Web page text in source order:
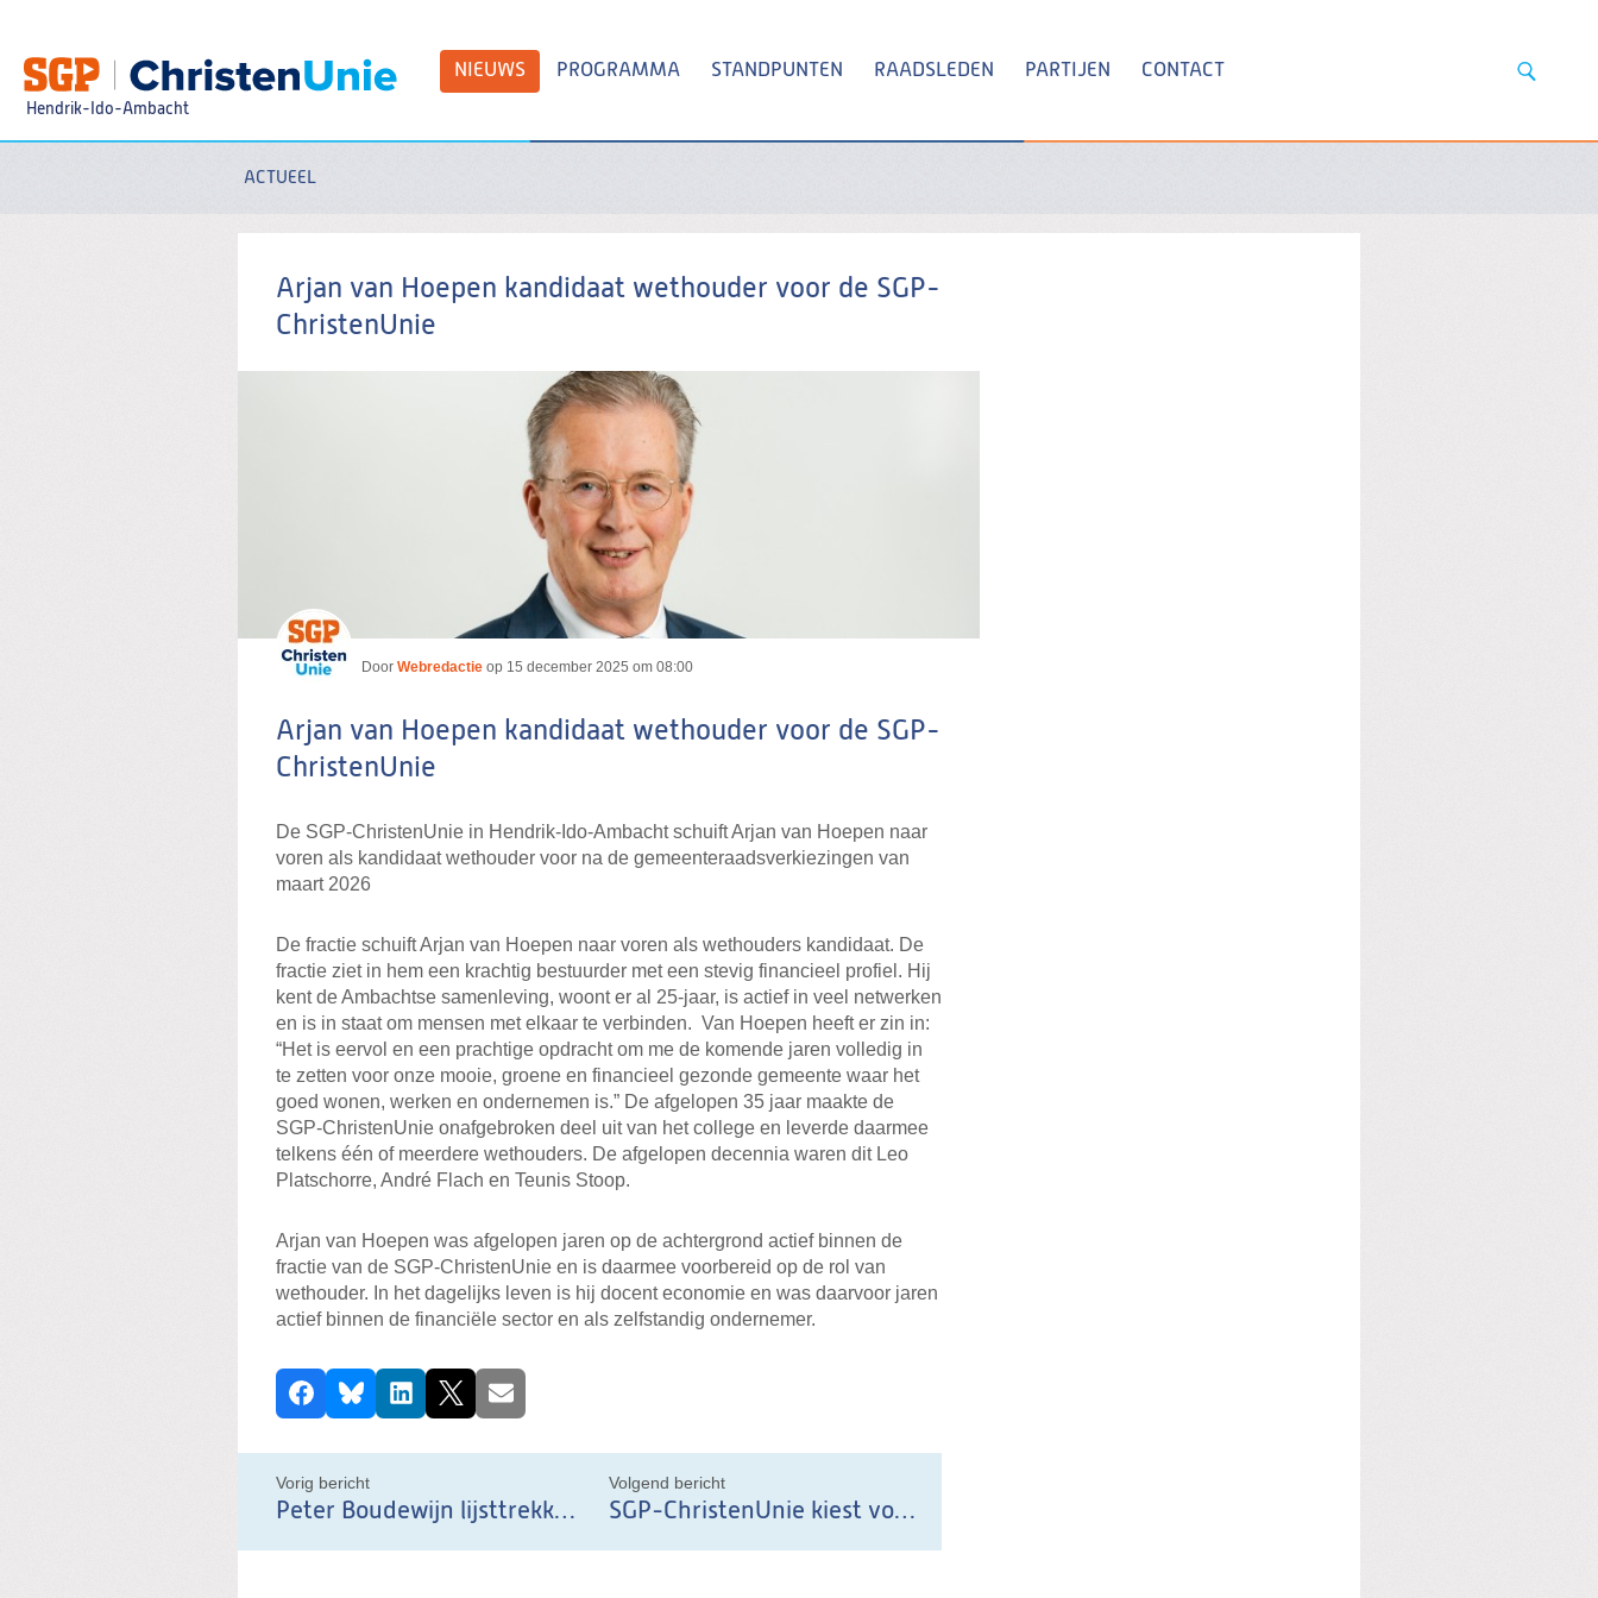
Spring
naar
de
inhoud
Hendrik-Ido-Ambacht
NIEUWS PROGRAMMA STANDPUNTEN RAADSLEDEN PARTIJEN CONTACT
Zoeken:
ACTUEEL
Arjan van Hoepen kandidaat wethouder voor de SGP-
ChristenUnie
Door Webredactie op 15 december 2025 om 08:00
Arjan van Hoepen kandidaat wethouder voor de SGP-
ChristenUnie
De SGP-ChristenUnie in Hendrik-Ido-Ambacht schuift Arjan van Hoepen naar
voren als kandidaat wethouder voor na de gemeenteraadsverkiezingen van
maart 2026
De fractie schuift Arjan van Hoepen naar voren als wethouders kandidaat. De
fractie ziet in hem een krachtig bestuurder met een stevig financieel profiel. Hij
kent de Ambachtse samenleving, woont er al 25-jaar, is actief in veel netwerken
en is in staat om mensen met elkaar te verbinden. Van Hoepen heeft er zin in:
“Het is eervol en een prachtige opdracht om me de komende jaren volledig in
te zetten voor onze mooie, groene en financieel gezonde gemeente waar het
goed wonen, werken en ondernemen is.” De afgelopen 35 jaar maakte de
SGP-ChristenUnie onafgebroken deel uit van het college en leverde daarmee
telkens één of meerdere wethouders. De afgelopen decennia waren dit Leo
Platschorre, André Flach en Teunis Stoop.
Arjan van Hoepen was afgelopen jaren op de achtergrond actief binnen de
fractie van de SGP-ChristenUnie en is daarmee voorbereid op de rol van
wethouder. In het dagelijks leven is hij docent economie en was daarvoor jaren
actief binnen de financiële sector en als zelfstandig ondernemer.
D
e
e
l
d
FacebookBlueskyLinkedIn
X E-mail
Vorig bericht
Peter Boudewijn lijsttrekker voor de SGP-ChristenUnie
Volgend bericht
SGP-ChristenUnie kiest voor ervaring en verjonging.